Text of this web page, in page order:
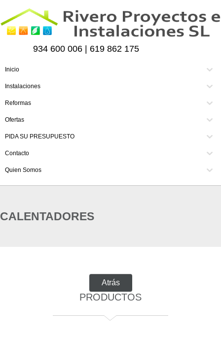
934 600 006 | 619 862 175
Inicio
Instalaciones
Reformas
Ofertas
PIDA SU PRESUPUESTO
Contacto
Quien Somos
CALENTADORES
PRODUCTOS